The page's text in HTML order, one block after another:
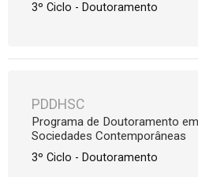
3º Ciclo - Doutoramento
PDDHSC
Programa de Doutoramento
Sociedades Contemporâneas
3º Ciclo - Doutoramento